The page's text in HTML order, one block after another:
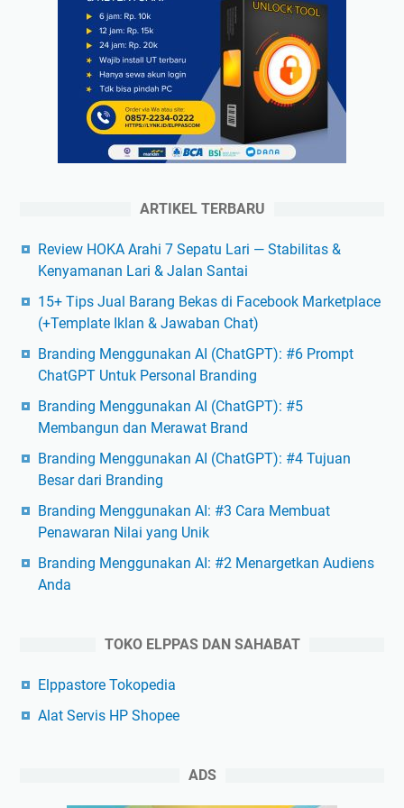
ARTIKEL TERBARU
Review HOKA Arahi 7 Sepatu Lari — Stabilitas &
Kenyamanan Lari & Jalan Santai
15+ Tips Jual Barang Bekas di Facebook Marketplace
(+Template Iklan & Jawaban Chat)
Branding Menggunakan AI (ChatGPT): #6 Prompt
ChatGPT Untuk Personal Branding
Branding Menggunakan AI (ChatGPT): #5
Membangun dan Merawat Brand
Branding Menggunakan AI (ChatGPT): #4 Tujuan
Besar dari Branding
Branding Menggunakan AI: #3 Cara Membuat
Penawaran Nilai yang Unik
Branding Menggunakan AI: #2 Menargetkan Audiens
Anda
TOKO ELPPAS DAN SAHABAT
Elppastore Tokopedia
Alat Servis HP Shopee
ADS